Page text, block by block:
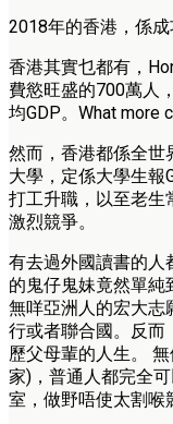
2018年的香港，係成
香港其實乜都有，
費慾旺盛的700萬人
均GDP。What more
然而，香港都係全世
大學，定係大學生報
打工升職，以至老生
激烈競爭。
有去過外國讀書的人
的鬼仔鬼妹竟然單
無咩亞洲人的宏大志
行或者聯合國。反而
歷父母輩的人生。
家)，普通人都完全
室，做野唔使太割喉